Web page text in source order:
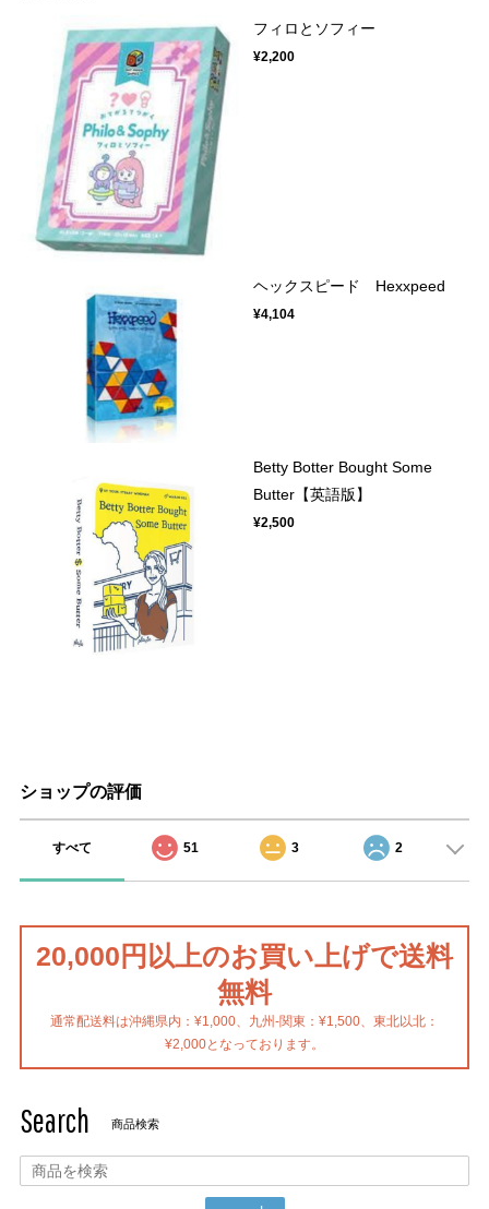
フィロとソフィー
¥2,200
ヘックスピード Hexxpeed
¥4,104
Betty Botter Bought Some
Butter【英語版】
¥2,500
ショップの評価
すべて 51 3 2
20,000円以上のお買い上げで送料
無料
通常配送料は沖縄県内：¥1,000、九州-関東：¥1,500、東北以北：
¥2,000となっております。
Search 商品検索